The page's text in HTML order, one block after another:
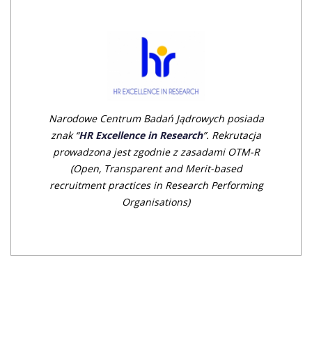
Narodowe Centrum Badań Jądrowych posiada
znak “HR Excellence in Research”. Rekrutacja
prowadzona jest zgodnie z zasadami OTM-R
(Open, Transparent and Merit-based
recruitment practices in Research Performing
Organisations)